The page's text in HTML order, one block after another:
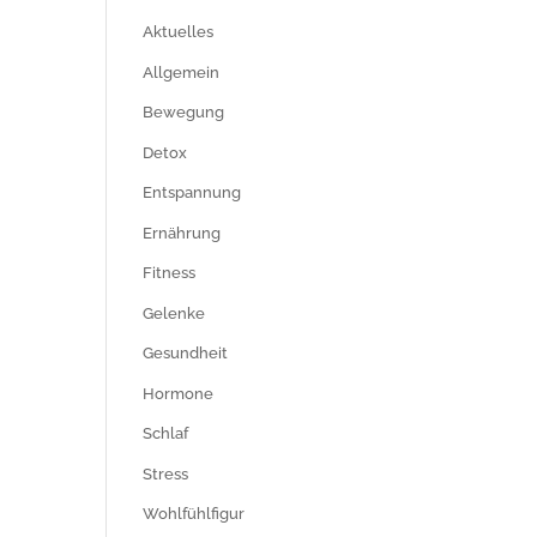
Aktuelles
Allgemein
Bewegung
Detox
Entspannung
Ernährung
Fitness
Gelenke
Gesundheit
Hormone
Schlaf
Stress
Wohlfühlfigur